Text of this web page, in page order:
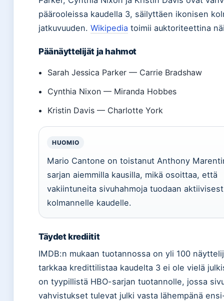
päärooleissa kaudella 3, säilyttäen ikonisen
jatkuvuuden. Wikipedia toimii auktoriteettina
Päänäyttelijät ja hahmot
Sarah Jessica Parker — Carrie Bradshaw
Cynthia Nixon — Miranda Hobbes
Kristin Davis — Charlotte York
HUOMIO
Mario Cantone on toistanut Anthony
sarjan aiemmilla kausilla, mikä osoittaa, että
vakiintuneita sivuhahmoja tuodaan
kolmannelle kaudelle.
Täydet krediitit
IMDB:n mukaan tuotannossa on yli 100
tarkkaa kredittilistaa kaudelta 3 ei ole vielä
on tyypillistä HBO-sarjan tuotannolle, jossa
vahvistukset tulevat julki vasta lähempänä